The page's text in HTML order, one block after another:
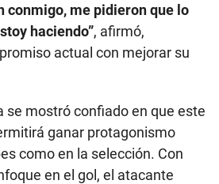
conmigo, me pidieron que lo
haciendo”, afirmó,
actual con mejorar su
se mostró confiado en que este
ganar protagonismo
como en la selección. Con
en el gol, el atacante